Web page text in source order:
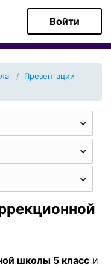
Войти
Презентации
школы 5 класс и